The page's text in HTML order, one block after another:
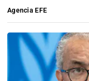
Agencia EFE